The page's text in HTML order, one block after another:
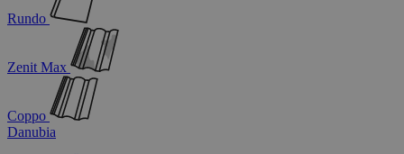
Rundo
Zenit Max
Coppo
Danubia